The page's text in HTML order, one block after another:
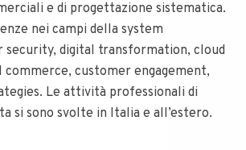
e di progettazione sistematica.
nei campi della system
security, digital transformation, cloud
commerce, customer engagement,
. Le attività professionali di
si sono svolte in Italia e all’estero.